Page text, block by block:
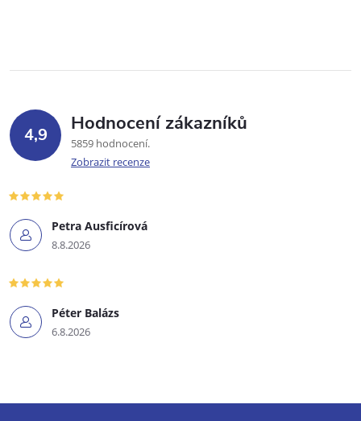
4,9 Hodnocení zákazníků
5859 hodnocení
Zobrazit recenze
Petra Ausficírová
8.8.2026
Péter Balázs
6.8.2026